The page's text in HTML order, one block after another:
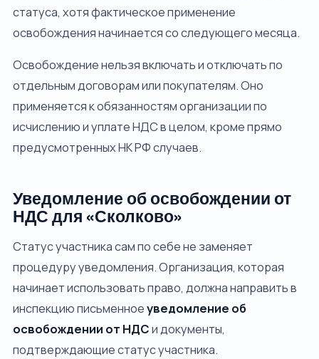
статуса, хотя фактическое применение
освобождения начинается со следующего месяца.
Освобождение нельзя включать и отключать по
отдельным договорам или покупателям. Оно
применяется к обязанностям организации по
исчислению и уплате НДС в целом, кроме прямо
предусмотренных НК РФ случаев.
Уведомление об освобождении от
НДС для «Сколково»
Статус участника сам по себе не заменяет
процедуру уведомления. Организация, которая
начинает использовать право, должна направить в
инспекцию письменноеуведомление об
освобождении от НДСи документы,
подтверждающие статус участника.